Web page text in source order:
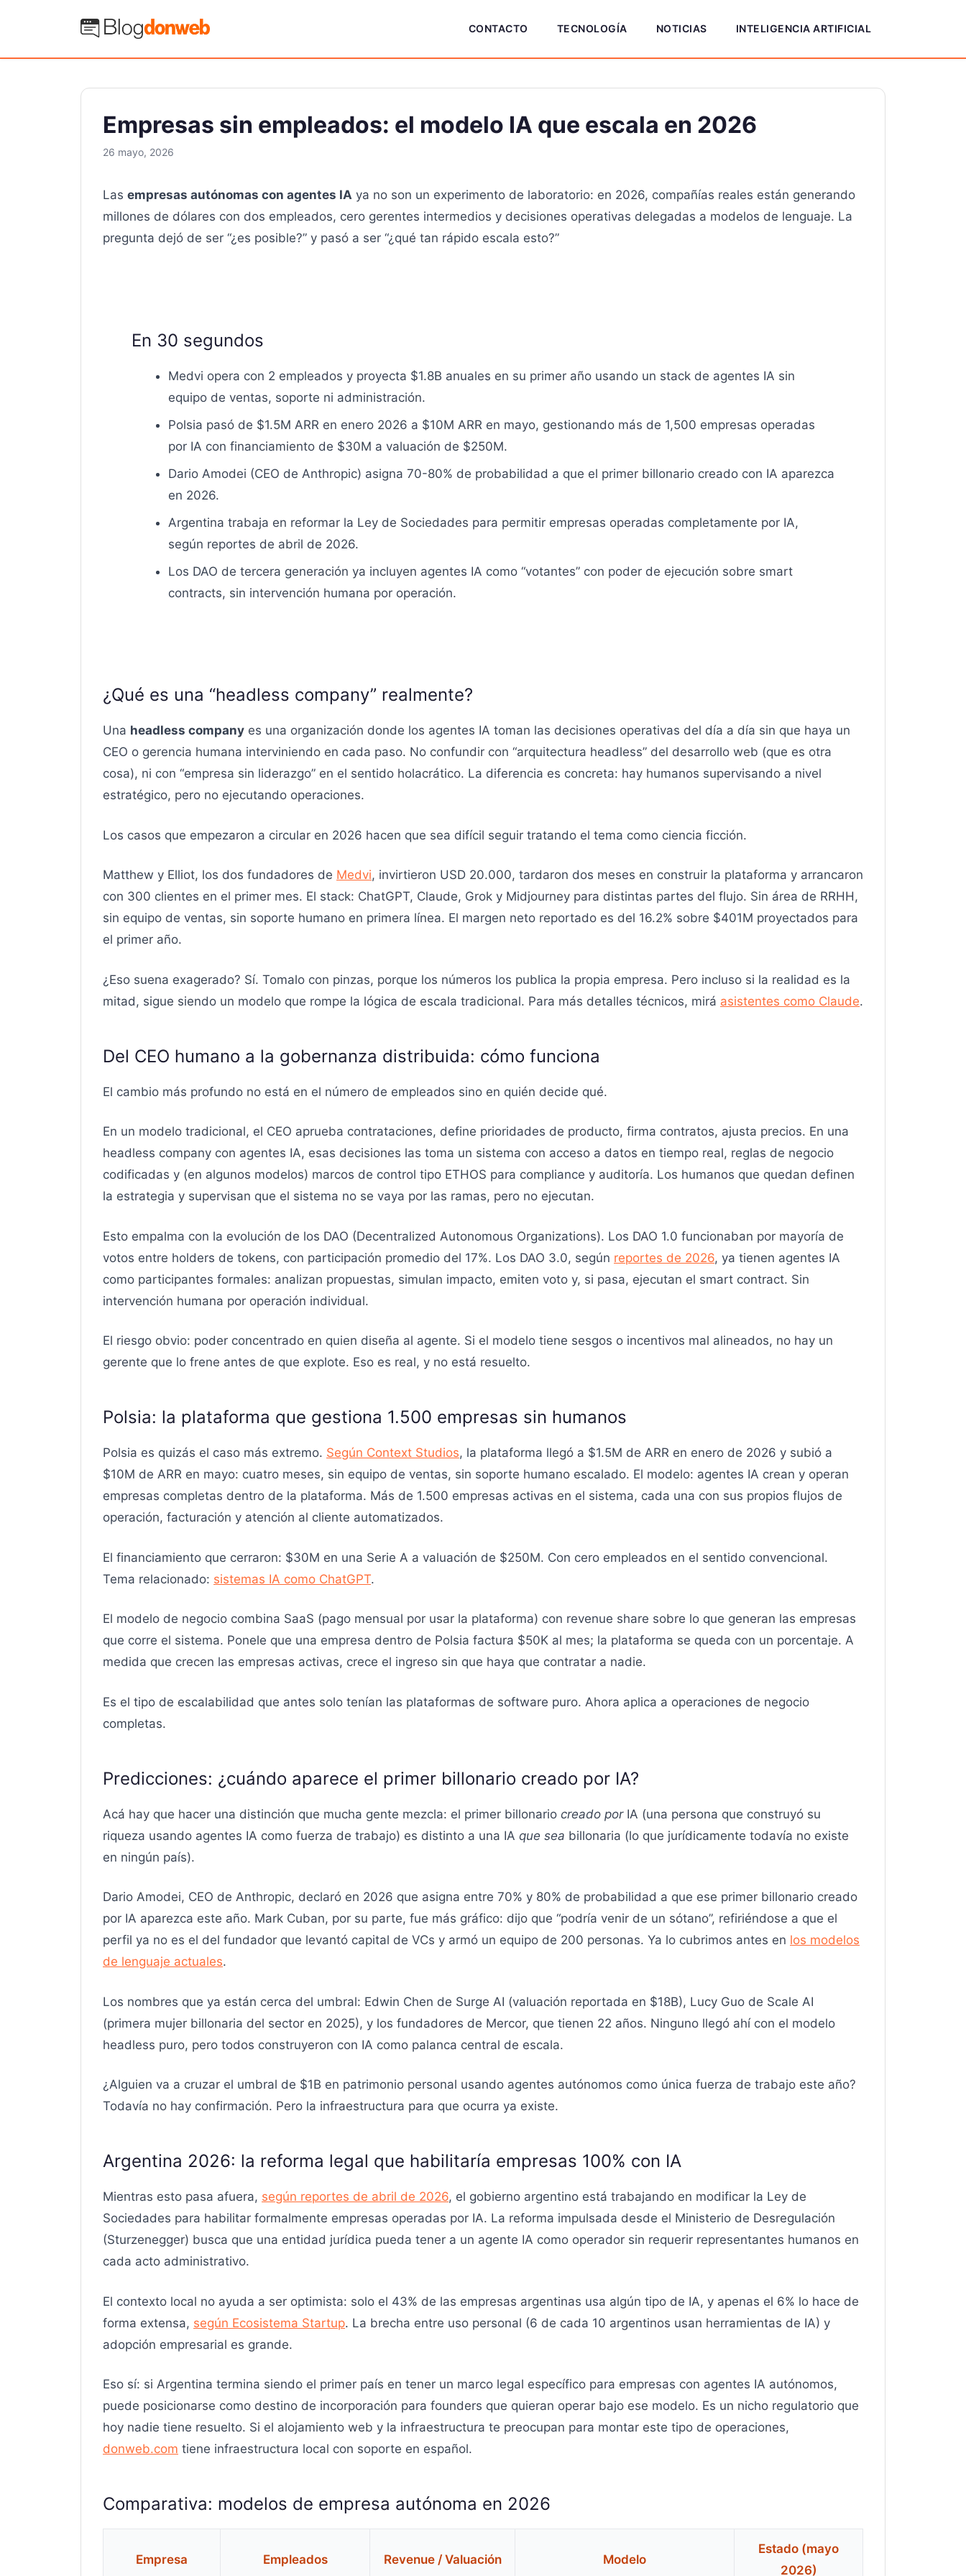
Blog Donweb CONTACTO TECNOLOGÍA NOTICIAS INTELIGENCIA ARTIFICIAL
Empresas sin empleados: el modelo IA que escala en 2026
26 mayo, 2026
Las empresas autónomas con agentes IA ya no son un experimento de laboratorio: en 2026, compañías reales están generando
millones de dólares con dos empleados, cero gerentes intermedios y decisiones operativas delegadas a modelos de lenguaje. La
pregunta dejó de ser “¿es posible?” y pasó a ser “¿qué tan rápido escala esto?”
En 30 segundos
Medvi opera con 2 empleados y proyecta $1.8B anuales en su primer año usando un stack de agentes IA sin
equipo de ventas, soporte ni administración.
Polsia pasó de $1.5M ARR en enero 2026 a $10M ARR en mayo, gestionando más de 1,500 empresas operadas
por IA con financiamiento de $30M a valuación de $250M.
Dario Amodei (CEO de Anthropic) asigna 70-80% de probabilidad a que el primer billonario creado con IA aparezca
en 2026.
Argentina trabaja en reformar la Ley de Sociedades para permitir empresas operadas completamente por IA,
según reportes de abril de 2026.
Los DAO de tercera generación ya incluyen agentes IA como “votantes” con poder de ejecución sobre smart
contracts, sin intervención humana por operación.
¿Qué es una “headless company” realmente?
Una headless company es una organización donde los agentes IA toman las decisiones operativas del día a día sin que haya un
CEO o gerencia humana interviniendo en cada paso. No confundir con “arquitectura headless” del desarrollo web (que es otra
cosa), ni con “empresa sin liderazgo” en el sentido holacrático. La diferencia es concreta: hay humanos supervisando a nivel
estratégico, pero no ejecutando operaciones.
Los casos que empezaron a circular en 2026 hacen que sea difícil seguir tratando el tema como ciencia ficción.
Matthew y Elliot, los dos fundadores de Medvi, invirtieron USD 20.000, tardaron dos meses en construir la plataforma y arrancaron
con 300 clientes en el primer mes. El stack: ChatGPT, Claude, Grok y Midjourney para distintas partes del flujo. Sin área de RRHH,
sin equipo de ventas, sin soporte humano en primera línea. El margen neto reportado es del 16.2% sobre $401M proyectados para
el primer año.
¿Eso suena exagerado? Sí. Tomalo con pinzas, porque los números los publica la propia empresa. Pero incluso si la realidad es la
mitad, sigue siendo un modelo que rompe la lógica de escala tradicional. Para más detalles técnicos, mirá asistentes como Claude.
Del CEO humano a la gobernanza distribuida: cómo funciona
El cambio más profundo no está en el número de empleados sino en quién decide qué.
En un modelo tradicional, el CEO aprueba contrataciones, define prioridades de producto, firma contratos, ajusta precios. En una
headless company con agentes IA, esas decisiones las toma un sistema con acceso a datos en tiempo real, reglas de negocio
codificadas y (en algunos modelos) marcos de control tipo ETHOS para compliance y auditoría. Los humanos que quedan definen
la estrategia y supervisan que el sistema no se vaya por las ramas, pero no ejecutan.
Esto empalma con la evolución de los DAO (Decentralized Autonomous Organizations). Los DAO 1.0 funcionaban por mayoría de
votos entre holders de tokens, con participación promedio del 17%. Los DAO 3.0, según reportes de 2026, ya tienen agentes IA
como participantes formales: analizan propuestas, simulan impacto, emiten voto y, si pasa, ejecutan el smart contract. Sin
intervención humana por operación individual.
El riesgo obvio: poder concentrado en quien diseña al agente. Si el modelo tiene sesgos o incentivos mal alineados, no hay un
gerente que lo frene antes de que explote. Eso es real, y no está resuelto.
Polsia: la plataforma que gestiona 1.500 empresas sin humanos
Polsia es quizás el caso más extremo. Según Context Studios, la plataforma llegó a $1.5M de ARR en enero de 2026 y subió a
$10M de ARR en mayo: cuatro meses, sin equipo de ventas, sin soporte humano escalado. El modelo: agentes IA crean y operan
empresas completas dentro de la plataforma. Más de 1.500 empresas activas en el sistema, cada una con sus propios flujos de
operación, facturación y atención al cliente automatizados.
El financiamiento que cerraron: $30M en una Serie A a valuación de $250M. Con cero empleados en el sentido convencional.
Tema relacionado: sistemas IA como ChatGPT.
El modelo de negocio combina SaaS (pago mensual por usar la plataforma) con revenue share sobre lo que generan las empresas
que corre el sistema. Ponele que una empresa dentro de Polsia factura $50K al mes; la plataforma se queda con un porcentaje. A
medida que crecen las empresas activas, crece el ingreso sin que haya que contratar a nadie.
Es el tipo de escalabilidad que antes solo tenían las plataformas de software puro. Ahora aplica a operaciones de negocio
completas.
Predicciones: ¿cuándo aparece el primer billonario creado por IA?
Acá hay que hacer una distinción que mucha gente mezcla: el primer billonario creado porIA (una persona que construyó su
riqueza usando agentes IA como fuerza de trabajo) es distinto a una IA que sea billonaria (lo que jurídicamente todavía no existe
en ningún país).
Dario Amodei, CEO de Anthropic, declaró en 2026 que asigna entre 70% y 80% de probabilidad a que ese primer billonario creado
por IA aparezca este año. Mark Cuban, por su parte, fue más gráfico: dijo que “podría venir de un sótano”, refiriéndose a que el
perfil ya no es el del fundador que levantó capital de VCs y armó un equipo de 200 personas. Ya lo cubrimos antes en los modelos
de lenguaje actuales.
Los nombres que ya están cerca del umbral: Edwin Chen de Surge AI (valuación reportada en $18B), Lucy Guo de Scale AI
(primera mujer billonaria del sector en 2025), y los fundadores de Mercor, que tienen 22 años. Ninguno llegó ahí con el modelo
headless puro, pero todos construyeron con IA como palanca central de escala.
¿Alguien va a cruzar el umbral de $1B en patrimonio personal usando agentes autónomos como única fuerza de trabajo este año?
Todavía no hay confirmación. Pero la infraestructura para que ocurra ya existe.
Argentina 2026: la reforma legal que habilitaría empresas 100% con IA
Mientras esto pasa afuera, según reportes de abril de 2026, el gobierno argentino está trabajando en modificar la Ley de
Sociedades para habilitar formalmente empresas operadas por IA. La reforma impulsada desde el Ministerio de Desregulación
(Sturzenegger) busca que una entidad jurídica pueda tener a un agente IA como operador sin requerir representantes humanos en
cada acto administrativo.
El contexto local no ayuda a ser optimista: solo el 43% de las empresas argentinas usa algún tipo de IA, y apenas el 6% lo hace de
forma extensa, según Ecosistema Startup. La brecha entre uso personal (6 de cada 10 argentinos usan herramientas de IA) y
adopción empresarial es grande.
Eso sí: si Argentina termina siendo el primer país en tener un marco legal específico para empresas con agentes IA autónomos,
puede posicionarse como destino de incorporación para founders que quieran operar bajo ese modelo. Es un nicho regulatorio que
hoy nadie tiene resuelto. Si el alojamiento web y la infraestructura te preocupan para montar este tipo de operaciones,
donweb.com tiene infraestructura local con soporte en español.
Comparativa: modelos de empresa autónoma en 2026
Empresa Empleados Revenue / Valuación Modelo
Estado (mayo
2026)